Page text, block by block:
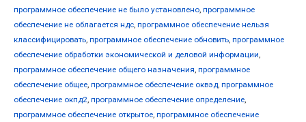
программное обеспечение не было установлено, программное
обеспечение не облагается ндс, программное обеспечение нельзя
классифицировать, программное обеспечение обновить, программное
обеспечение обработки экономической и деловой информации,
программное обеспечение общего назначения, программное
обеспечение общее, программное обеспечение оквэд, программное
обеспечение окпд2, программное обеспечение определение,
программное обеспечение открытое, программное обеспечение